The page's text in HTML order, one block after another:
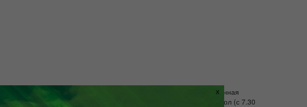
как одного, так и двух гостей. Спутниковое телевидение; Ванная
В стоимость номера включен завтрак – шведский стол (с 7.30
X